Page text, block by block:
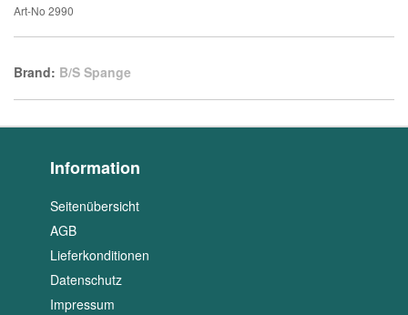
Art-No 2990
Brand: B/S Spange
Information
Seitenübersicht
AGB
Lieferkonditionen
Datenschutz
Impressum